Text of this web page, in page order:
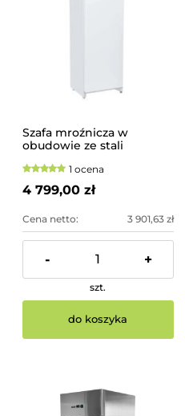
Szafa mroźnicza w
obudowie ze stali
Budget Line 400 l
1 ocena
4 799,00 zł
Cena netto: 3 901,63 zł
- +
szt.
do koszyka